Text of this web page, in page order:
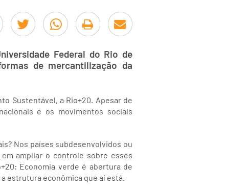
Federal do Rio de
de mercantilização da
Sustentável, a Rio+20. Apesar de
e os movimentos sociais
Nos países subdesenvolvidos ou
ampliar o controle sobre esses
Economia verde é abertura de
estrutura econômica que aí está.